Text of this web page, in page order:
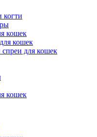
когти
кошек
кошек
для кошек
кошек